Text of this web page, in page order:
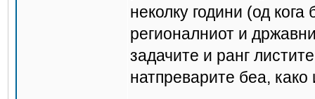
неколку години (од
регионалниот и
задачите и ранг
натпреварите беа, како